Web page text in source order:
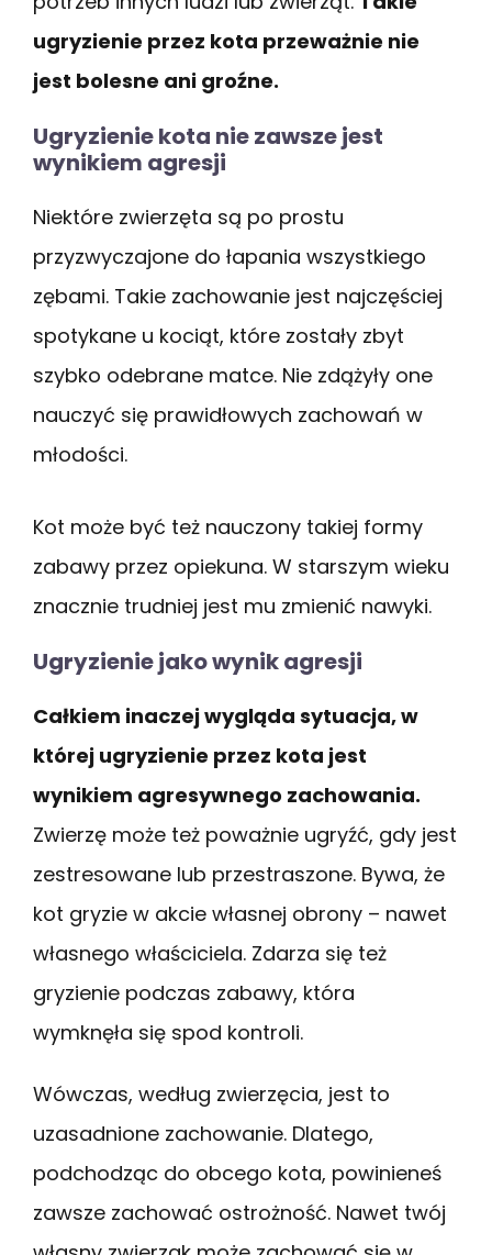
ugryzienie przez kota przeważnie nie
jest bolesne ani groźne.
Ugryzienie kota nie zawsze jest
wynikiem agresji
Niektóre zwierzęta są po prostu
przyzwyczajone do łapania wszystkiego
zębami. Takie zachowanie jest najczęściej
spotykane u kociąt, które zostały zbyt
szybko odebrane matce. Nie zdążyły one
nauczyć się prawidłowych zachowań w
młodości.
Kot może być też nauczony takiej formy
zabawy przez opiekuna. W starszym wieku
znacznie trudniej jest mu zmienić nawyki.
Ugryzienie jako wynik agresji
Całkiem inaczej wygląda sytuacja, w
której ugryzienie przez kota jest
wynikiem agresywnego zachowania.
Zwierzę może też poważnie ugryźć, gdy jest
zestresowane lub przestraszone. Bywa, że
kot gryzie w akcie własnej obrony – nawet
własnego właściciela. Zdarza się też
gryzienie podczas zabawy, która
wymknęła się spod kontroli.
Wówczas, według zwierzęcia, jest to
uzasadnione zachowanie. Dlatego,
podchodząc do obcego kota, powinieneś
zawsze zachować ostrożność. Nawet twój